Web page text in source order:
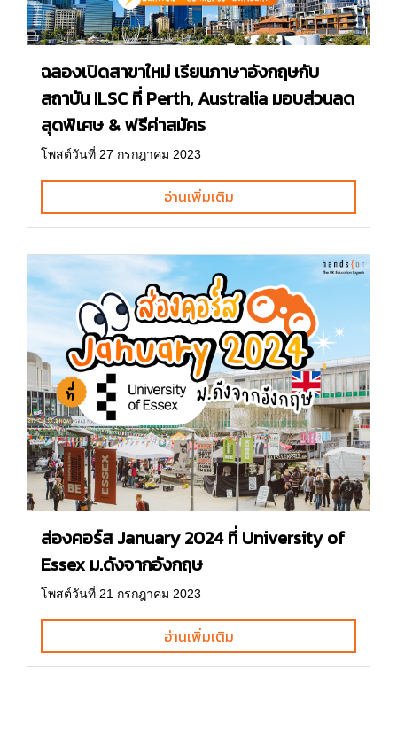
ฉลองเปิดสาขาใหม่ เรียนภาษาอังกฤษกับ
สถาบัน ILSC ที่ Perth, Australia มอบส่วนลด
สุดพิเศษ & ฟรีค่าสมัคร
โพสต์วันที่ 27 กรกฎาคม 2023
อ่านเพิ่มเติม
ส่องคอร์ส January 2024 ที่ University of
Essex ม.ดังจากอังกฤษ
โพสต์วันที่ 21 กรกฎาคม 2023
อ่านเพิ่มเติม